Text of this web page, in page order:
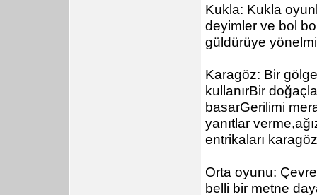
Kukla: Kukla
deyimler ve bol
güldürüye
Karagöz: Bir
kullanırBir
basarGerilimi
yanıtlar
entrikaları
Orta oyunu:
belli bir metne